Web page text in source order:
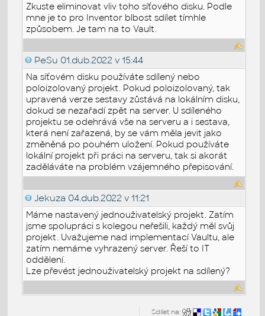
Zkuste eliminovat vliv toho síťového disku. Podle
mne je to pro Inventor blbost sdílet tímhle
způsobem. Je tam na to Vault.
PeSu 01.dub.2022 v 15:44
Na síťovém disku používáte sdílený nebo
poloizolovaný projekt. Pokud poloizolovaný, tak
upravená verze sestavy zůstává na lokálním disku,
dokud se nezařadí zpět na server. U sdíleného
projektu se odehrává vše na serveru a i sestava,
která není zařazená, by se vám měla jevit jako
změněná po pouhém uložení. Pokud používáte
lokální projekt při práci na serveru, tak si akorát
zaděláváte na problém vzájemného přepisování.
Jekuza 04.dub.2022 v 11:21
Máme nastavený jednouživatelský projekt. Zatím
jsme spolupráci s kolegou neřešili, každý měl svůj
projekt. Uvažujeme nad implementací Vaultu, ale
zatím nemáme vyhrazený server. Řeší to IT
oddělení.
Lze převést jednouživatelský projekt na sdílený?
Sdílet na: